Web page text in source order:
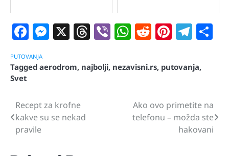
Facebook
Messenger
X Threads
ViberWhatsApp
Reddit
PUTOVANJA
Tagged aerodrom, najbolji, nezavisni.rs, putovanja,
Svet
Navigacija
članaka
Recept za krofne
kakve su se nekad
pravile
Ako ovo primetite na
telefonu – možda ste
hakovani